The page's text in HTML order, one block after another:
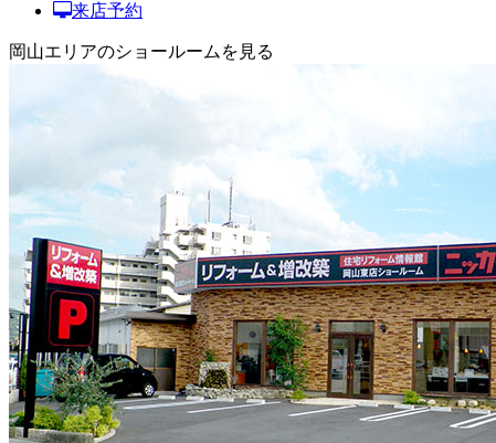
来店予約
岡山エリアのショールームを見る